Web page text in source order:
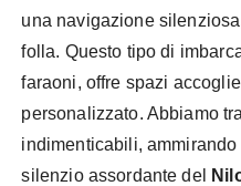
una navigazione
folla. Questo tipo di
faraoni, offre spazi
personalizzato. Abbiamo
indimenticabili,
silenzio assordante del